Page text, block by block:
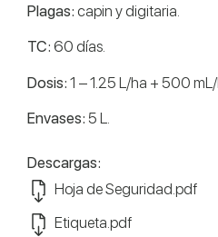
Plagas: capin y digitaria.
TC: 60 días.
Dosis: 1 – 1.25 L/ha + 500 mL/
Envases: 5 L.
Descargas:
Hoja de Seguridad.pdf
Etiqueta.pdf